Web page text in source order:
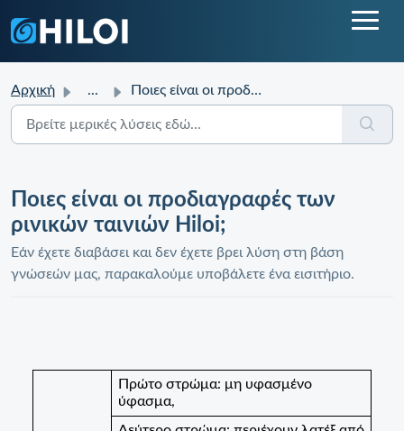
Αρχική ... Ποιες είναι οι προδιαγραφές των ρινικών ταινιών Hiloi;
Ποιες είναι οι προδιαγραφές των
ρινικών ταινιών Hiloi;
Εάν έχετε διαβάσει και δεν έχετε βρει λύση στη βάση
γνώσεών μας, παρακαλούμε υποβάλετε ένα εισιτήριο.
Πρώτο στρώμα: μη υφασμένο
ύφασμα,